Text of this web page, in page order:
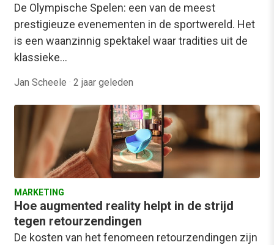
De Olympische Spelen: een van de meest
prestigieuze evenementen in de sportwereld. Het
is een waanzinnig spektakel waar tradities uit de
klassieke…
Jan Scheele · 2 jaar geleden
MARKETING
Hoe augmented reality helpt in de strijd
tegen retourzendingen
De kosten van het fenomeen retourzendingen zijn